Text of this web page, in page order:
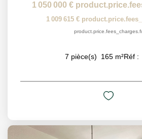
1 050 000 €
1 009 615 €
7 pièce(s) 165 m²Réf :